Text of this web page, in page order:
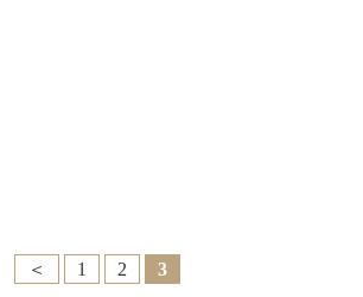
＜ 1 2 3